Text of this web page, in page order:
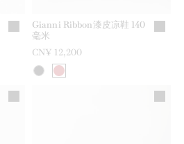
Gianni Ribbon漆皮凉鞋 140
毫米
CN¥ 12,200